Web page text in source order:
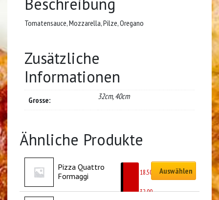
Tomatensauce, Mozzarella, Pilze, Oregano
Zusätzliche
Informationen
Grosse: 32cm, 40cm
Ähnliche Produkte
Pizza Quattro
Formaggi
18.50
CHF32.00
Auswählen